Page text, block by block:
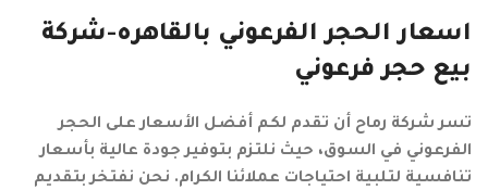
اسعار الحجر الفرعوني بالقاهره-شركة
بيع حجر فرعوني
تسر شركة رماح أن تقدم لكم أفضل الأسعار على الحجر
الفرعوني في السوق، حيث نلتزم بتوفير جودة عالية بأسعار
تنافسية لتلبية احتياجات عملائنا الكرام. نحن نفتخر بتقديم